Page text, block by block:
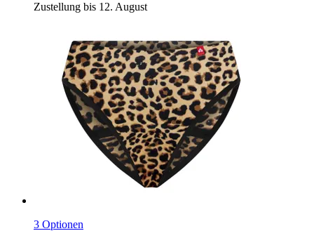
Zustellung bis 12. August
3 Optionen